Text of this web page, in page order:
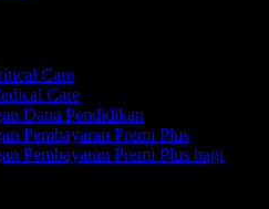
Care
Care
Dana Pendidikan
Pembayaran Premi Plus
Pembayaran Premi Plus bagi